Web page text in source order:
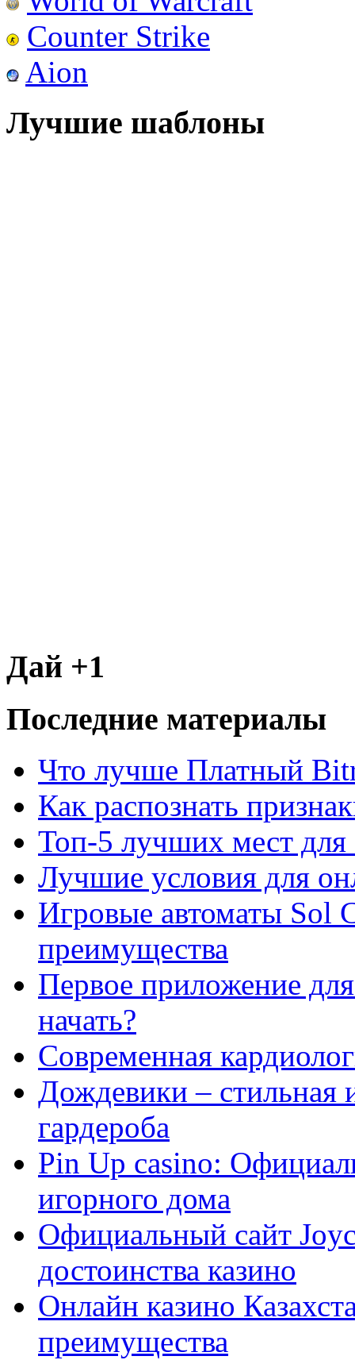
Counter Strike
Aion
Лучшие шаблоны
Дай +1
Последние материалы
Что лучше Платный
Как распознать
Топ-5 лучших мест для
Лучшие условия для
Игровые автоматы Sol
преимущества
Первое приложение
начать?
Современная
Дождевики – стильная
гардероба
Pin Up casino:
игорного дома
Официальный сайт
достоинства казино
Онлайн казино
преимущества